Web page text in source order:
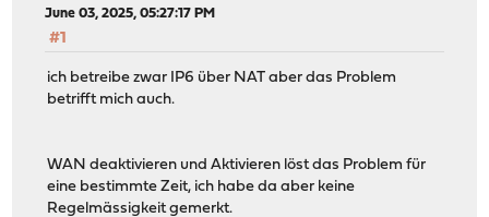
June 03, 2025, 05:27:17 PM
#1
ich betreibe zwar IP6 über NAT aber das Problem
betrifft mich auch.
WAN deaktivieren und Aktivieren löst das Problem für
eine bestimmte Zeit, ich habe da aber keine
Regelmässigkeit gemerkt.